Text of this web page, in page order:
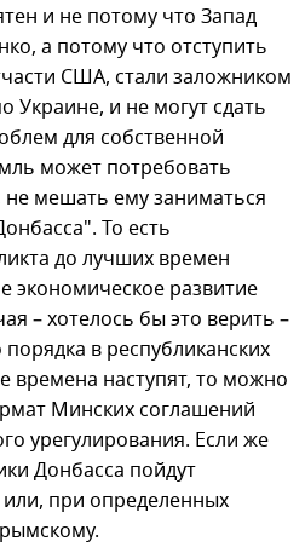
и не потому что Запад
а потому что отступить
США, стали заложником
Украине, и не могут сдать
для собственной
может потребовать
мешать ему заниматься
То есть
до лучших времен
экономическое развитие
– хотелось бы это верить –
в республиканских
времена наступят, то можно
Минских соглашений
урегулирования. Если же
Донбасса пойдут
или, при определенных